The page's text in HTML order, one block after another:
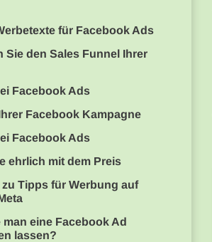
für Facebook Ads
Sie den Sales Funnel Ihrer
Facebook Ads
Facebook Kampagne
Facebook Ads
ehrlich mit dem Preis
Tipps für Werbung auf
eine Facebook Ad
lassen?